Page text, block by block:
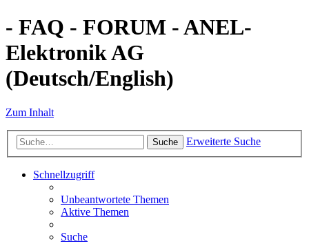
- FAQ - FORUM - ANEL-
Elektronik AG
(Deutsch/English)
Zum Inhalt
Suche Erweiterte Suche
Schnellzugriff
Unbeantwortete Themen
Aktive Themen
Suche